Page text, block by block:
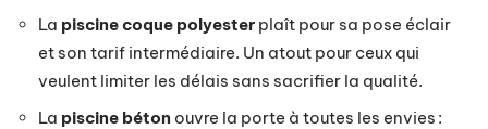
La piscine coque polyester plaît pour sa pose éclair
et son tarif intermédiaire. Un atout pour ceux qui
veulent limiter les délais sans sacrifier la qualité.
La piscine béton ouvre la porte à toutes les envies :